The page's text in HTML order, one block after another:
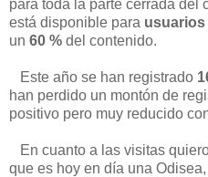
para toda la parte cerrada del
está disponible para
un 60 % del contenido.
Este año se han registrado
han perdido un montón de
positivo pero muy reducido
En cuanto a las visitas
que es hoy en día una